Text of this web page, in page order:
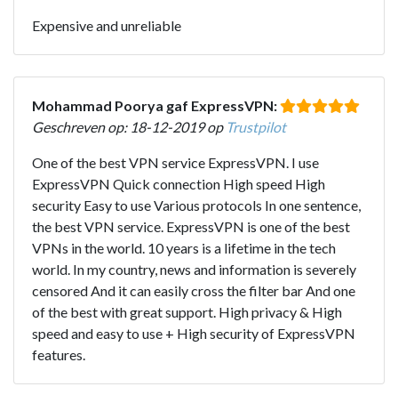
Expensive and unreliable
Mohammad Poorya gaf ExpressVPN:
Geschreven op: 18-12-2019 op Trustpilot
One of the best VPN service ExpressVPN. I use
ExpressVPN Quick connection High speed High
security Easy to use Various protocols In one sentence,
the best VPN service. ExpressVPN is one of the best
VPNs in the world. 10 years is a lifetime in the tech
world. In my country, news and information is severely
censored And it can easily cross the filter bar And one
of the best with great support. High privacy & High
speed and easy to use + High security of ExpressVPN
features.